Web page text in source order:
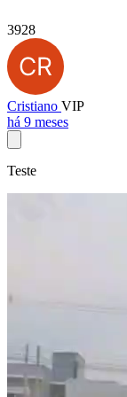
3928
Cristiano VIP
há 9 meses
Teste